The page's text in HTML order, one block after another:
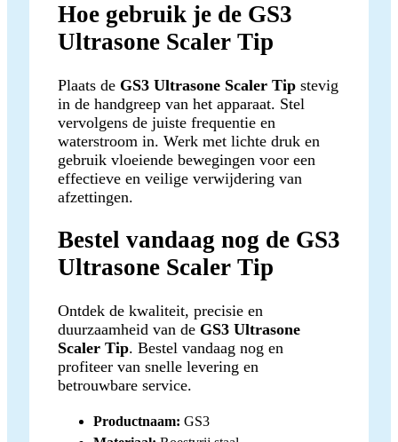
Hoe gebruik je de GS3
Ultrasone Scaler Tip
Plaats de GS3 Ultrasone Scaler Tip stevig
in de handgreep van het apparaat. Stel
vervolgens de juiste frequentie en
waterstroom in. Werk met lichte druk en
gebruik vloeiende bewegingen voor een
effectieve en veilige verwijdering van
afzettingen.
Bestel vandaag nog de GS3
Ultrasone Scaler Tip
Ontdek de kwaliteit, precisie en
duurzaamheid van de GS3 Ultrasone
Scaler Tip. Bestel vandaag nog en
profiteer van snelle levering en
betrouwbare service.
Productnaam: GS3